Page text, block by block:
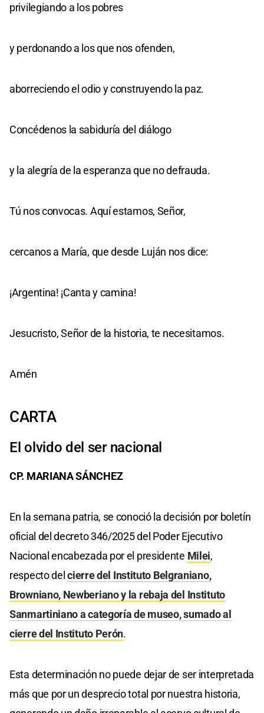
privilegiando a los pobres
y perdonando a los que nos ofenden,
aborreciendo el odio y construyendo la paz.
Concédenos la sabiduría del diálogo
y la alegría de la esperanza que no defrauda.
Tú nos convocas. Aquí estamos, Señor,
cercanos a María, que desde Luján nos dice:
¡Argentina! ¡Canta y camina!
Jesucristo, Señor de la historia, te necesitamos.
Amén
CARTA
El olvido del ser nacional
CP. MARIANA SÁNCHEZ
En la semana patria, se conoció la decisión por boletín
oficial del decreto 346/2025 del Poder Ejecutivo
Nacional encabezada por el presidente Milei,
respecto delcierre del Instituto Belgraniano,
Browniano, Newberiano y la rebaja del Instituto
Sanmartiniano a categoría de museo, sumado al
cierre del Instituto Perón.
Esta determinación no puede dejar de ser interpretada
más que por un desprecio total por nuestra historia,